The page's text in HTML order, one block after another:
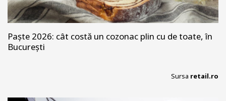
Paște 2026: cât costă un cozonac plin cu de toate, în
București
Sursa retail.ro